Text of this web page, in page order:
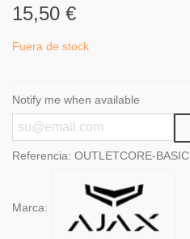
15,50 €
Fuera de stock
Notify me when available
Referencia: OUTLETCORE-BASIC
Marca: